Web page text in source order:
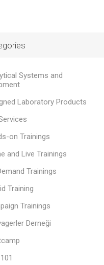
Systems and
Laboratory Products
on Trainings
and Live Trainings
Trainings
Training
Trainings
Derneği